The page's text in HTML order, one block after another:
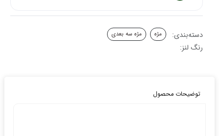
دسته‌بندی: مژه مژه سه بعدی
رنگ لنز:
توضیحات محصول